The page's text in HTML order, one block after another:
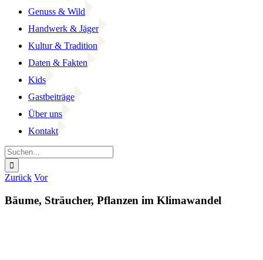
Genuss & Wild
Handwerk & Jäger
Kultur & Tradition
Daten & Fakten
Kids
Gastbeiträge
Über uns
Kontakt
Suche
nach:
Facebook
YouTube
Instagram
Zurück Vor
Bäume, Sträucher, Pflanzen im Klimawandel